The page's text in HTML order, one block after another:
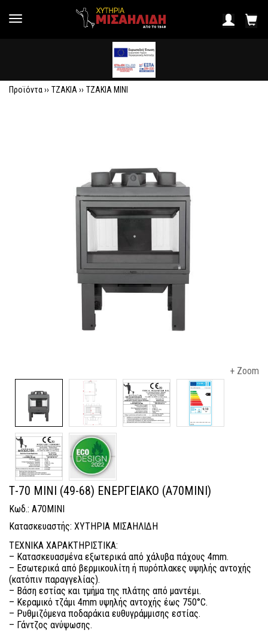
Προϊόντα ›› ΤΖΑΚΙΑ ›› ΤΖΑΚΙΑ ΜΙΝΙ
+ Zoom
Τ-70 ΜΙΝΙ (49-68) ΕΝΕΡΓΕΙΑΚΟ (A70MINI)
Κωδ.: A70MINI
Κατασκευαστής: ΧΥΤΗΡΙΑ ΜΙΣΑΗΛΙΔΗ
ΤΕΧΝΙΚΑ ΧΑΡΑΚΤΗΡΙΣΤΙΚΑ:
– Κατασκευασμένα εξωτερικά από χάλυβα πάχους 4mm.
– Εσωτερικά από βερμικουλίτη ή πυρόπλακες υψηλής αντοχής
(κατόπιν παραγγελίας).
– Βάση εστίας και τμήμα της πλάτης από μαντέμι.
– Κεραμικό τζάμι 4mm υψηλής αντοχής έως 750°C.
– Ρυθμιζόμενα ποδαράκια ευθυγράμμισης εστίας.
– Γάντζος ανύψωσης.